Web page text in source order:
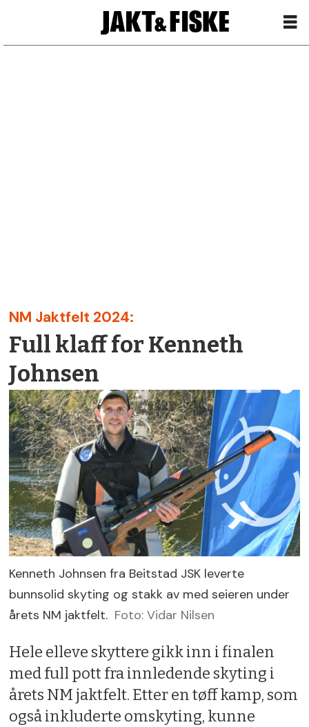
NM Jaktfelt 2024:
Full klaff for Kenneth
Johnsen
Kenneth Johnsen fra Beitstad JSK leverte
bunnsolid skyting og stakk av med seieren under
årets NM jaktfelt. Foto: Vidar Nilsen
Hele elleve skyttere gikk inn i finalen
med full pott fra innledende skyting i
årets NM jaktfelt. Etter en tøff kamp, som
også inkluderte omskyting, kunne